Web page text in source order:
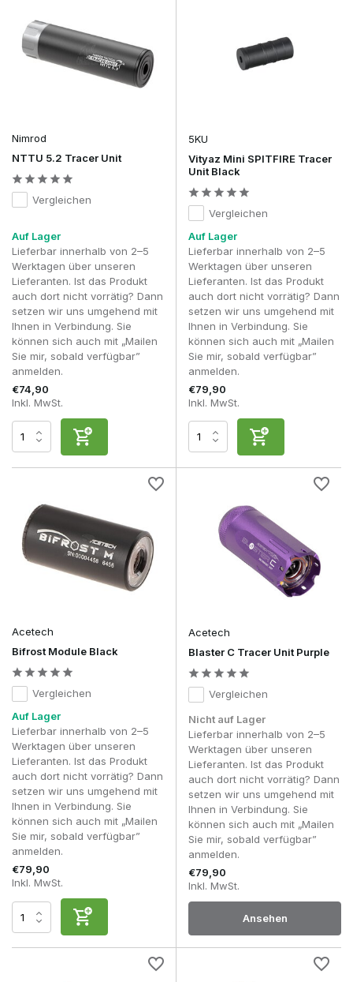
Nimrod
NTTU 5.2 Tracer Unit
Vergleichen
Auf Lager
Lieferbar innerhalb von 2–5
Werktagen über unseren
Lieferanten. Ist das Produkt
auch dort nicht vorrätig? Dann
setzen wir uns umgehend mit
Ihnen in Verbindung. Sie
können sich auch mit „Mailen
Sie mir, sobald verfügbar”
anmelden.
€74,90
Inkl. MwSt.
5KU
Vityaz Mini SPITFIRE Tracer
Unit Black
Vergleichen
Auf Lager
Lieferbar innerhalb von 2–5
Werktagen über unseren
Lieferanten. Ist das Produkt
auch dort nicht vorrätig? Dann
setzen wir uns umgehend mit
Ihnen in Verbindung. Sie
können sich auch mit „Mailen
Sie mir, sobald verfügbar”
anmelden.
€79,90
Inkl. MwSt.
Acetech
Bifrost Module Black
Vergleichen
Auf Lager
Lieferbar innerhalb von 2–5
Werktagen über unseren
Lieferanten. Ist das Produkt
auch dort nicht vorrätig? Dann
setzen wir uns umgehend mit
Ihnen in Verbindung. Sie
können sich auch mit „Mailen
Sie mir, sobald verfügbar”
anmelden.
€79,90
Inkl. MwSt.
Acetech
Blaster C Tracer Unit Purple
Vergleichen
Nicht auf Lager
Lieferbar innerhalb von 2–5
Werktagen über unseren
Lieferanten. Ist das Produkt
auch dort nicht vorrätig? Dann
setzen wir uns umgehend mit
Ihnen in Verbindung. Sie
können sich auch mit „Mailen
Sie mir, sobald verfügbar”
anmelden.
€79,90
Inkl. MwSt.
Ansehen